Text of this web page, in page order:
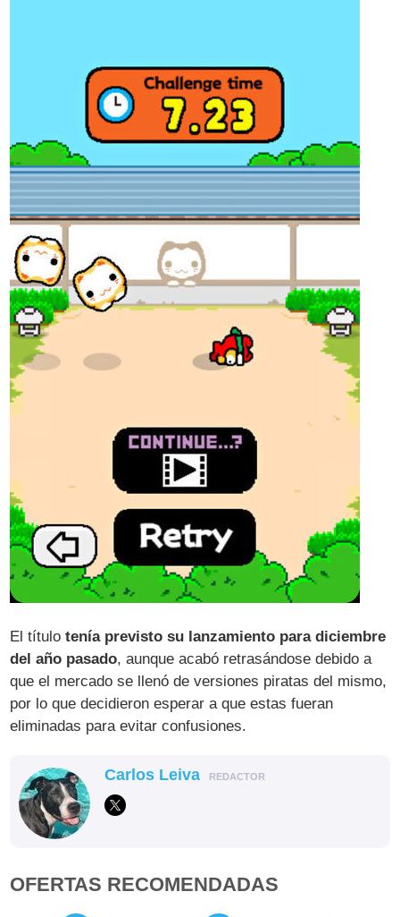
El títulotenía previsto su lanzamiento para diciembre
del año pasado, aunque acabó retrasándose debido a
que el mercado se llenó de versiones piratas del mismo,
por lo que decidieron esperar a que estas fueran
eliminadas para evitar confusiones.
Carlos Leiva REDACTOR
OFERTAS RECOMENDADAS